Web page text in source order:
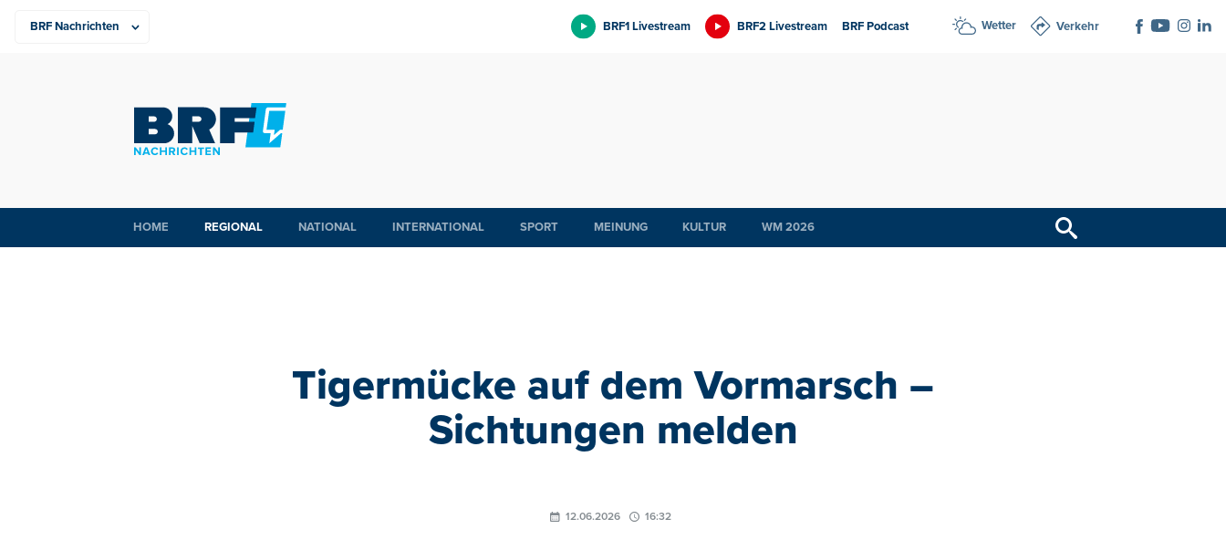
BRF1 Livestream BRF2 Livestream BRF Podcast Wetter Verkehr
HOME REGIONAL NATIONAL INTERNATIONAL SPORT MEINUNG KULTUR WM 2026
Tigermücke auf dem Vormarsch –
Sichtungen melden
12.06.2026 16:32